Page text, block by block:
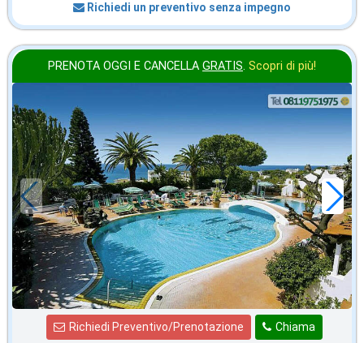
Richiedi un preventivo senza impegno
PRENOTA OGGI E CANCELLA GRATIS. Scopri di più!
ottobre
in offerta da
€50,00
a notte
Chiama
Richiedi Preventivo/Prenotazione